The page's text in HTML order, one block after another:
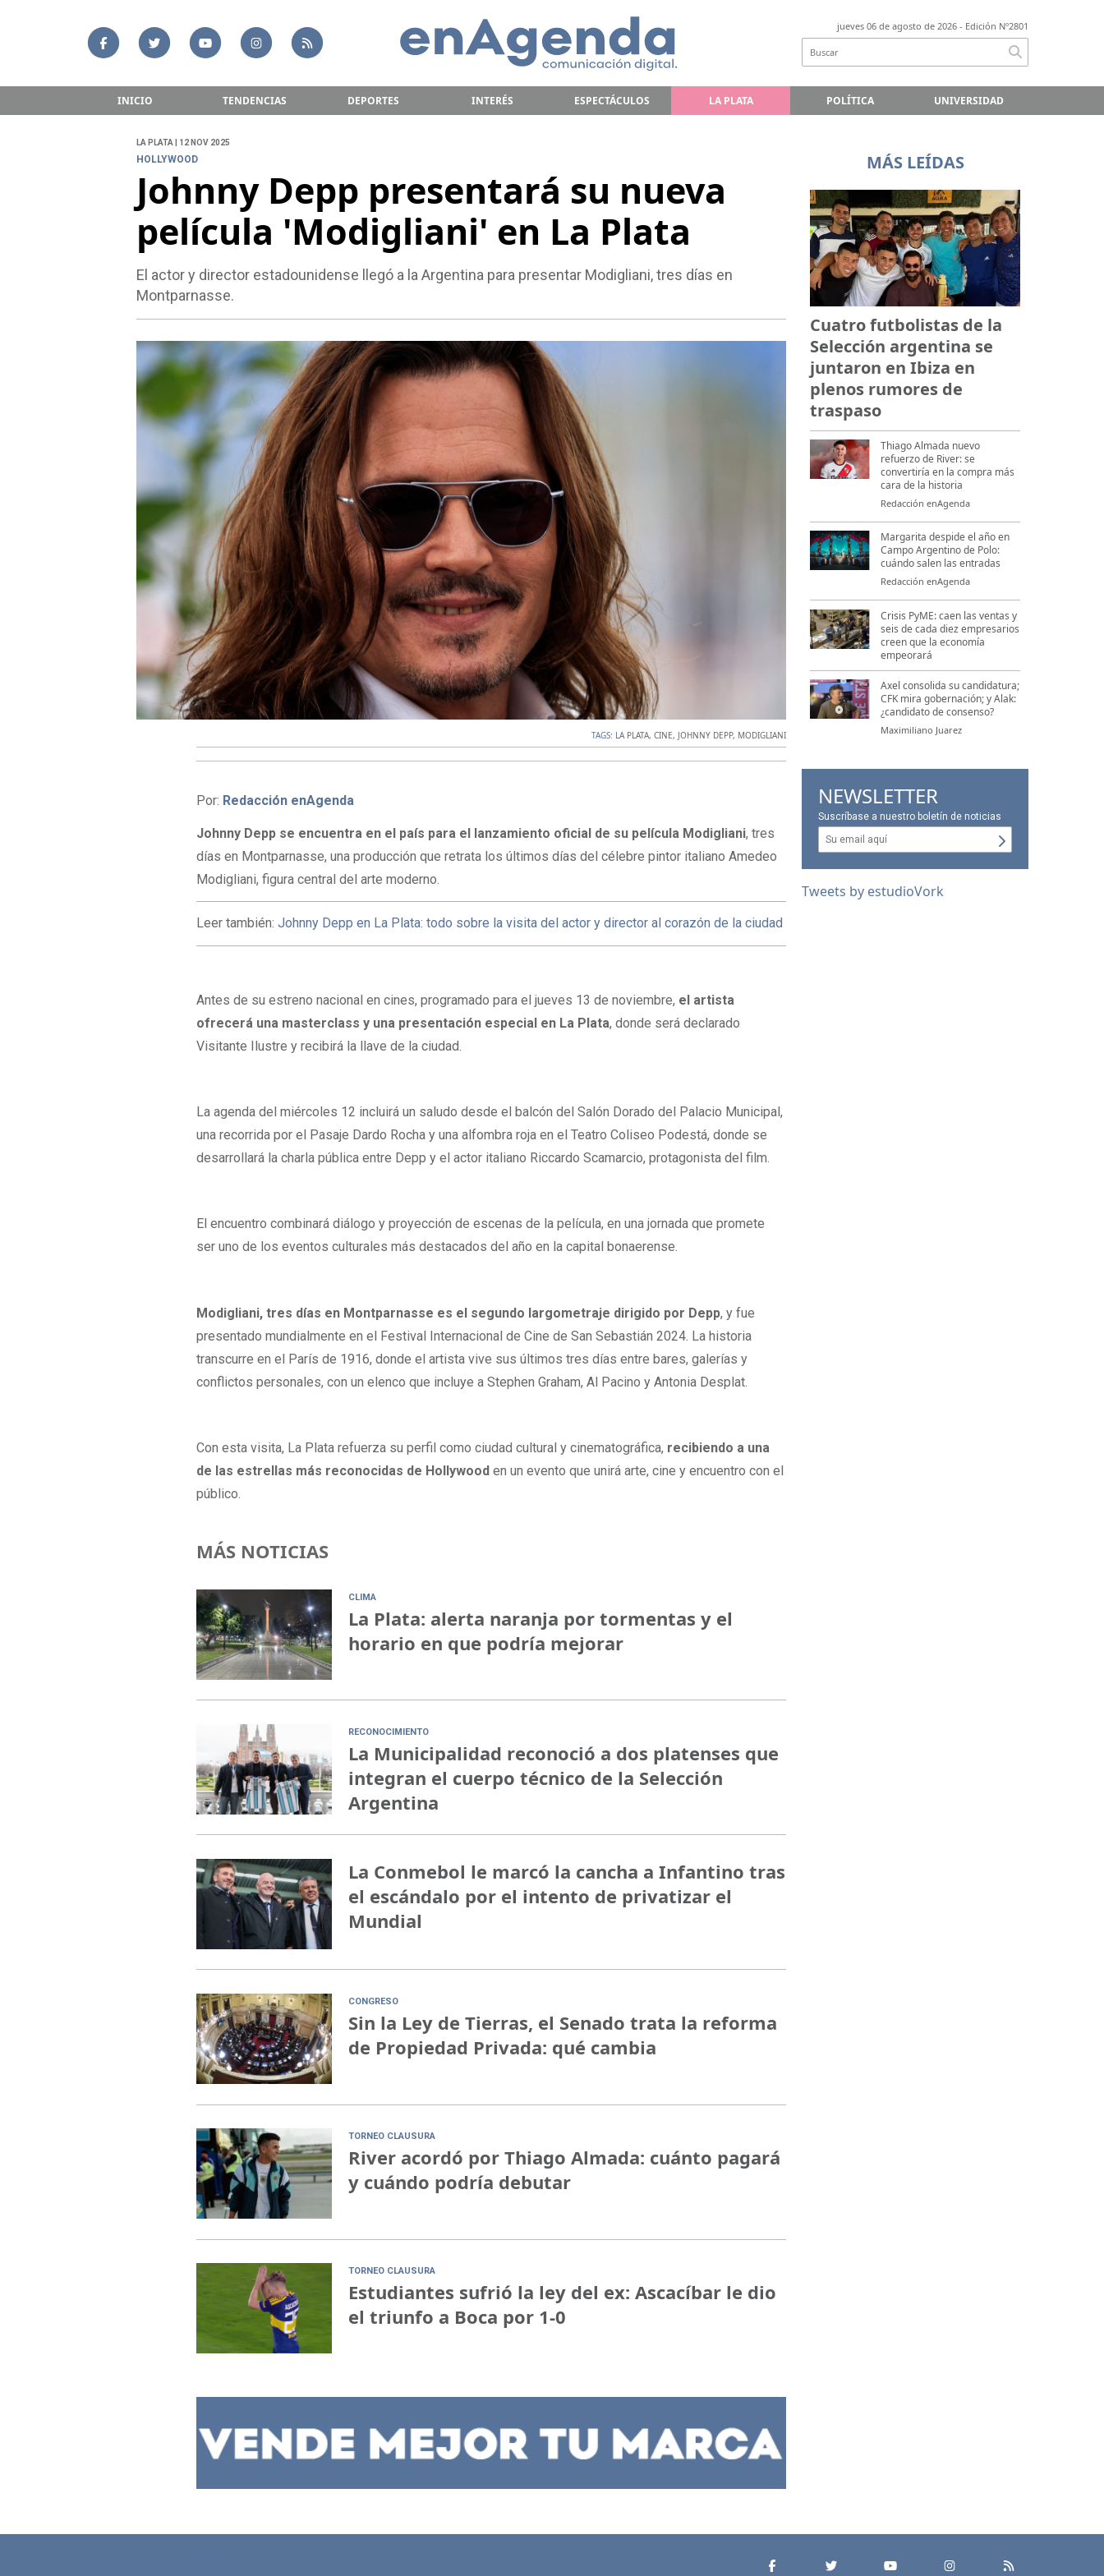
jueves 06 de agosto de 2026 - Edición Nº2801
INICIO TENDENCIAS DEPORTES INTERÉS ESPECTÁCULOS LA PLATA POLÍTICA UNIVERSIDAD
LA PLATA | 12 NOV 2025
HOLLYWOOD
Johnny Depp presentará su nueva
película 'Modigliani' en La Plata
El actor y director estadounidense llegó a la Argentina para presentar Modigliani, tres días en
Montparnasse.
TAGS: LA PLATA,CINE, JOHNNY DEPP, MODIGLIANI
Por: Redacción enAgenda
Johnny Depp se encuentra en el país para el lanzamiento oficial de su película Modigliani, tres
días en Montparnasse, una producción que retrata los últimos días del célebre pintor italiano Amedeo
Modigliani, figura central del arte moderno.
Leer también:Johnny Depp en La Plata: todo sobre la visita del actor y director al corazón de la ciudad
Antes de su estreno nacional en cines, programado para el jueves 13 de noviembre, el artista
ofrecerá una masterclass y una presentación especial en La Plata, donde será declarado
Visitante Ilustre y recibirá la llave de la ciudad.
La agenda del miércoles 12 incluirá un saludo desde el balcón del Salón Dorado del Palacio Municipal,
una recorrida por el Pasaje Dardo Rocha y una alfombra roja en el Teatro Coliseo Podestá, donde se
desarrollará la charla pública entre Depp y el actor italiano Riccardo Scamarcio, protagonista del film.
El encuentro combinará diálogo y proyección de escenas de la película, en una jornada que promete
ser uno de los eventos culturales más destacados del año en la capital bonaerense.
Modigliani, tres días en Montparnasse es el segundo largometraje dirigido por Depp, y fue
presentado mundialmente en el Festival Internacional de Cine de San Sebastián 2024. La historia
transcurre en el París de 1916, donde el artista vive sus últimos tres días entre bares, galerías y
conflictos personales, con un elenco que incluye a Stephen Graham, Al Pacino y Antonia Desplat.
Con esta visita, La Plata refuerza su perfil como ciudad cultural y cinematográfica, recibiendo a una
de las estrellas más reconocidas de Hollywood en un evento que unirá arte, cine y encuentro con el
público.
MÁS NOTICIAS
CLIMA
La Plata: alerta naranja por tormentas y el
horario en que podría mejorar
RECONOCIMIENTO
La Municipalidad reconoció a dos platenses que
integran el cuerpo técnico de la Selección
Argentina
La Conmebol le marcó la cancha a Infantino tras
el escándalo por el intento de privatizar el
Mundial
CONGRESO
Sin la Ley de Tierras, el Senado trata la reforma
de Propiedad Privada: qué cambia
TORNEO CLAUSURA
River acordó por Thiago Almada: cuánto pagará
y cuándo podría debutar
TORNEO CLAUSURA
Estudiantes sufrió la ley del ex: Ascacíbar le dio
el triunfo a Boca por 1-0
MÁS LEÍDAS
Cuatro futbolistas de la
Selección argentina se
juntaron en Ibiza en
plenos rumores de
traspaso
Thiago Almada nuevo
refuerzo de River: se
convertiría en la compra más
cara de la historia
Redacción enAgenda
Margarita despide el año en
Campo Argentino de Polo:
cuándo salen las entradas
Redacción enAgenda
Crisis PyME: caen las ventas y
seis de cada diez empresarios
creen que la economía
empeorará
Axel consolida su candidatura;
CFK mira gobernación; y Alak:
¿candidato de consenso?
Maximiliano Juarez
NEWSLETTER
Suscríbase a nuestro boletín de noticias
Tweets by estudioVork